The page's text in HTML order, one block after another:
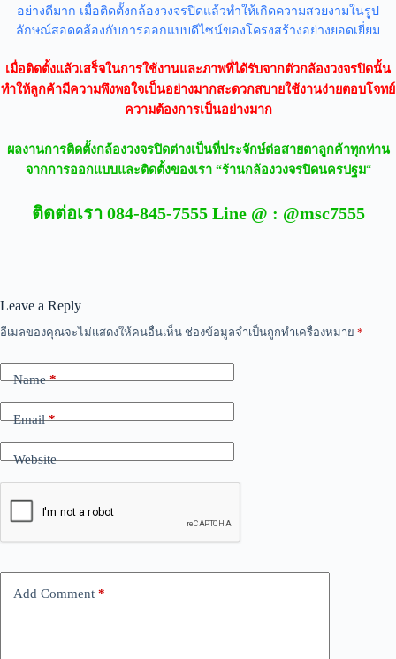
อย่างดีมาก เมื่อติดตั้งกล้องวงจรปิดแล้วทำให้เกิดความสวยงามในรูป
ลักษณ์สอดคล้องกับการออกแบบดีไซน์ของโครงสร้างอย่างยอดเยี่ยม
เมื่อติดตั้งแล้วเสร็จในการใช้งานและภาพที่ได้รับจากตัวกล้องวงจรปิดนั้น
ทำให้ลูกค้ามีความพึงพอใจเป็นอย่างมากสะดวกสบายใช้งานง่ายตอบโจทย์
ความต้องการเป็นอย่างมาก
ผลงานการติดตั้งกล้องวงจรปิดต่างเป็นที่ประจักษ์ต่อสายตาลูกค้าทุกท่าน
จากการออกแบบและติดตั้งของเรา “ร้านกล้องวงจรปิดนครปฐม“
ติดต่อเรา 084-845-7555 Line @ : @msc7555
Leave a Reply
อีเมลของคุณจะไม่แสดงให้คนอื่นเห็น ช่องข้อมูลจำเป็นถูกทำเครื่องหมาย *
Name*
Email*
Website
Add Comment *